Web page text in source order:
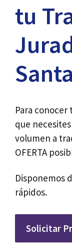
tu
Para
que
volumen a
OFERTA
Disponemos
rápidos.
Solicitar